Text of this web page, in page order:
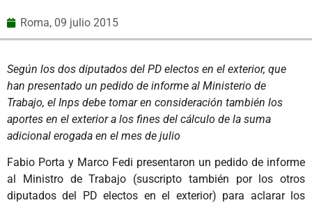
Roma, 09 julio 2015
Según los dos diputados del PD electos en el exterior, que
han presentado un pedido de informe al Ministerio de
Trabajo, el Inps debe tomar en consideración también los
aportes en el exterior a los fines del cálculo de la suma
adicional erogada en el mes de julio
Fabio Porta y Marco Fedi presentaron un pedido de informe
al Ministro de Trabajo (suscripto también por los otros
diputados del PD electos en el exterior) para aclarar los